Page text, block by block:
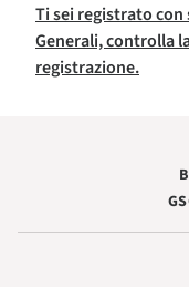
Ti sei registrato con
Generali, controlla
registrazione.